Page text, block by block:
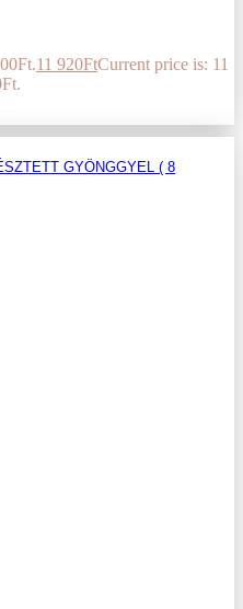
11 920FtCurrent price is: 11
GYÖNGGYEL ( 8